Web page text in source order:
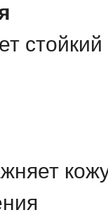
стойкий